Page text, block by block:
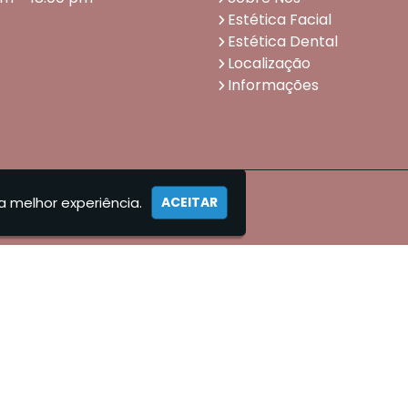
Estética Facial
Estética Dental
Localização
Informações
melhor experiência. ACEITAR